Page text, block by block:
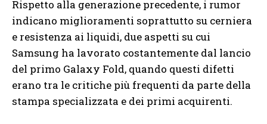
Rispetto alla generazione precedente, i rumor
indicano miglioramenti soprattutto su cerniera
e resistenza ai liquidi, due aspetti su cui
Samsung ha lavorato costantemente dal lancio
del primo Galaxy Fold, quando questi difetti
erano tra le critiche più frequenti da parte della
stampa specializzata e dei primi acquirenti.